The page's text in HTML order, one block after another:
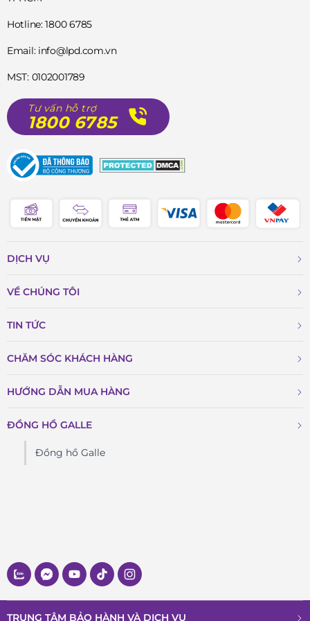
nâu mềm mại với kích thước 22 mm không chỉ tạo
cảm giác thoải mái khi đeo mà còn góp phần hoàn
Khẳng Định Phong Cách Quý Ông: FC-311S4C4
không chỉ là một công cụ đo thời gian, mà còn là
một tuyên ngôn về phong cách và đẳng cấp của
người sở hữu. Với thiết kế sang trọng và thanh lịch,
trang phục, từ bộ suit lịch lãm nơi công sở đến
Hotline: 1800 6785
Email: info@lpd.com.vn
MST: 0102001789
Tư vấn hỗ trợ
1800 6785
DỊCH VỤ
VỀ CHÚNG TÔI
TIN TỨC
CHĂM SÓC KHÁCH HÀNG
HƯỚNG DẪN MUA HÀNG
ĐỒNG HỒ GALLE
Đồng hồ Galle
TRUNG TÂM BẢO HÀNH VÀ DỊCH VỤ